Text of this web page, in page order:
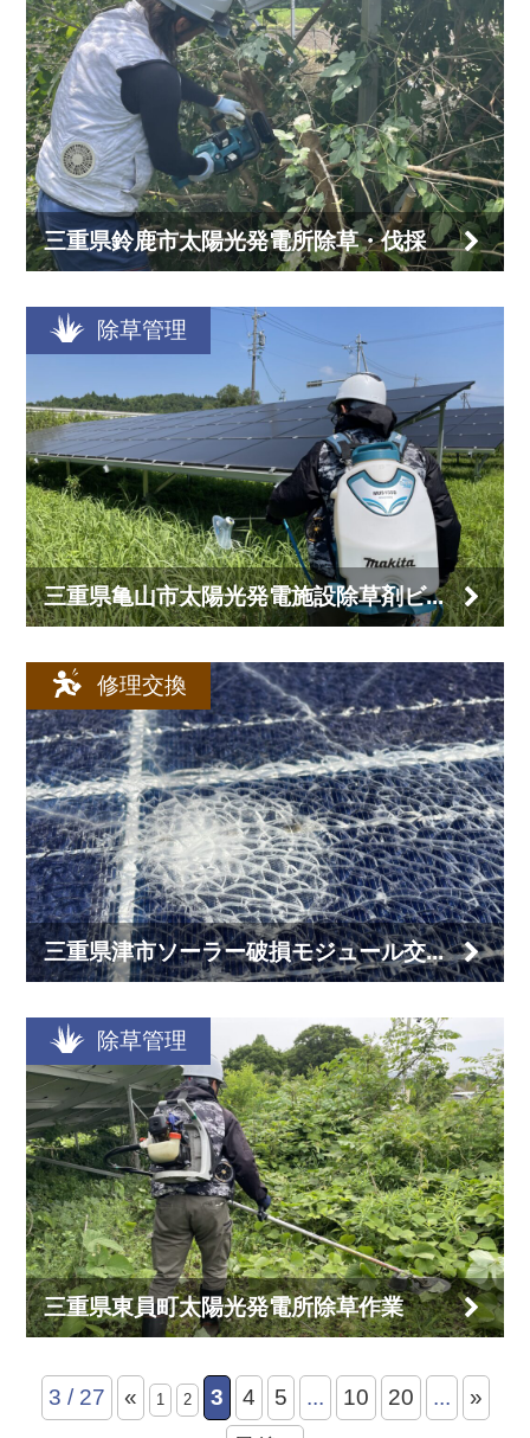
三重県鈴鹿市太陽光発電所除草・伐採
除草管理
三重県亀山市太陽光発電施設除草剤ビ...
修理交換
三重県津市ソーラー破損モジュール交...
除草管理
三重県東員町太陽光発電所除草作業
3 / 27 « 1 2 3 4 5 ... 10 20 ...
»